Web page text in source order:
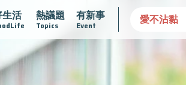
活 熱議題
Topics
有新事
Event
2025植牙指南 漸凍不孤單 愛不沾黏